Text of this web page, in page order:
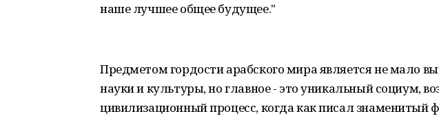
наше лучшее общее будущее."
Предметом гордости арабского мира является не мало
науки и культуры, но главное - это уникальный социум,
цивилизационный процесс, когда как писал знаменитый